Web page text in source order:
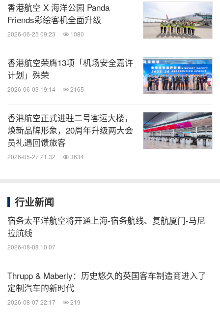
关键词：航空/飞机制造 食品饮料 运输业
旅游业
香港航空 X 海洋公园 Panda
Friends彩绘客机全面升级
2026-06-25 09:23 1080
香港航空荣膺13项「机场安全嘉许
计划」殊荣
2026-06-03 19:14 2165
香港航空正式进驻二号客运大楼，
焕新品牌形象，20周年升级两大会
员礼遇回馈旅客
2026-05-27 21:32 3634
行业新闻
宿务太平洋航空将开通上海-宿务航线、复航厦门-马尼
拉航线
2026-08-08 10:07
Thrupp & Maberly：历史悠久的英国客车制造商进入了
定制汽车的新时代
2026-08-07 22:17 219